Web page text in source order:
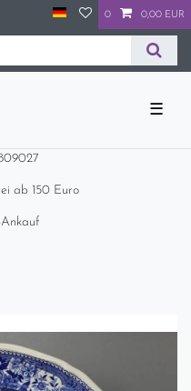
0 0,00 EUR
☰
ab 150 Euro